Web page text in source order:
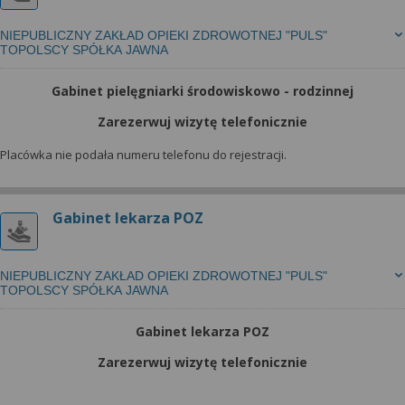
NIEPUBLICZNY ZAKŁAD OPIEKI ZDROWOTNEJ "PULS"
TOPOLSCY SPÓŁKA JAWNA
Gabinet pielęgniarki środowiskowo - rodzinnej
Zarezerwuj wizytę telefonicznie
Placówka nie podała numeru telefonu do rejestracji.
Gabinet lekarza POZ
NIEPUBLICZNY ZAKŁAD OPIEKI ZDROWOTNEJ "PULS"
TOPOLSCY SPÓŁKA JAWNA
Gabinet lekarza POZ
Zarezerwuj wizytę telefonicznie